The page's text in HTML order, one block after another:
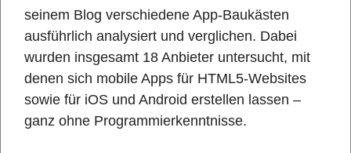
seinem Blog verschiedene App-Baukästen
ausführlich analysiert und verglichen. Dabei
wurden insgesamt 18 Anbieter untersucht, mit
denen sich mobile Apps für HTML5-Websites
sowie für iOS und Android erstellen lassen –
ganz ohne Programmierkenntnisse.